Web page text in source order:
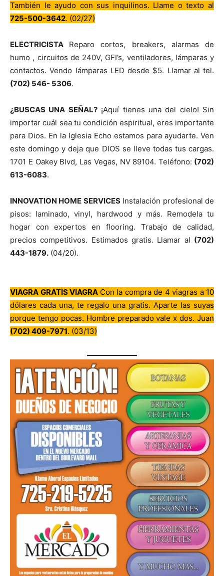
También le ayudo con sus inquilinos. Llame o texto al
725-500-3642. (02/27)
ELECTRICISTA Reparo cortos, breakers, alarmas de
humo , circuitos de 240V, GFI’s, ventiladores, lámparas y
contactos. Vendo lámparas LED desde $5. Llamar al tel.
(702) 546- 5306.
¿BUSCAS UNA SEÑAL?¡Aquí tienes una del cielo! Sin
importar cuál sea tu condición espiritual, eres importante
para Dios. En la Iglesia Echo estamos para ayudarte. Ven
este domingo y deja que DIOS se lleve todas tus cargas.
1701 E Oakey Blvd, Las Vegas, NV 89104. Teléfono: (702)
613-6083.
INNOVATION HOME SERVICESInstalación profesional de
pisos: laminado, vinyl, hardwood y más. Remodela tu
hogar con expertos en flooring. Trabajo de calidad,
precios competitivos. Estimados gratis. Llamar al (702)
443-1879. (04/20).
VIAGRA GRATIS VIAGRA Con la compra de 4 viagras a 10
dólares cada una, te regalo una gratis. Aparte las suyas
porque tengo pocas. Hombre preparado vale x dos. Juan
(702) 409-7971. (03/13)